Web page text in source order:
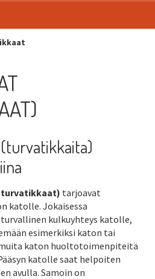
tarjoavat
katolle. Jokaisessa
kulkuyhteys katolle,
esimerkiksi katon tai
katon huoltotoimenpiteitä
katolle saat helpoiten
avulla. Samoin on